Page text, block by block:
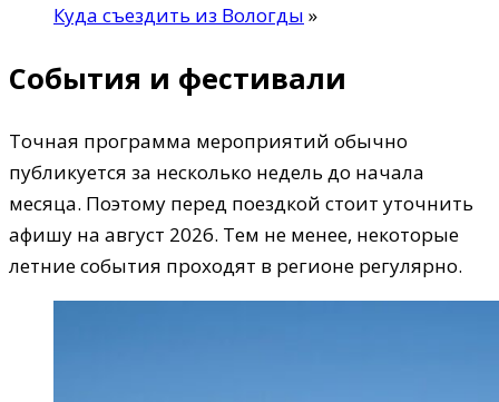
Куда съездить из Вологды »
События и фестивали
Точная программа мероприятий обычно
публикуется за несколько недель до начала
месяца. Поэтому перед поездкой стоит уточнить
афишу на август 2026. Тем не менее, некоторые
летние события проходят в регионе регулярно.